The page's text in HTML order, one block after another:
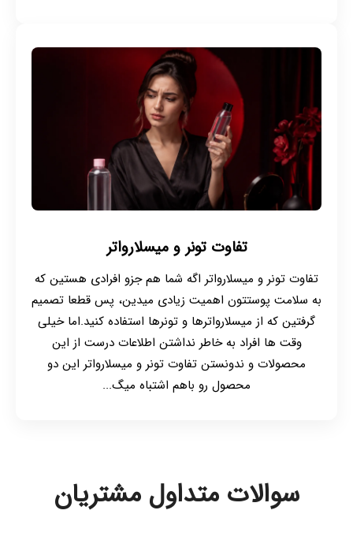
تفاوت تونر و میسلارواتر
تفاوت تونر و میسلارواتر اگه شما هم جزو افرادی هستین که
به سلامت پوستتون اهمیت زیادی میدین، پس قطعا تصمیم
گرفتین که از میسلارواترها و تونرها استفاده کنید.اما خیلی
وقت ها افراد به خاطر نداشتن اطلاعات درست از این
محصولات و ندونستن تفاوت تونر و میسلارواتر این دو
محصول رو باهم اشتباه میگ...
سوالات متداول مشتریان